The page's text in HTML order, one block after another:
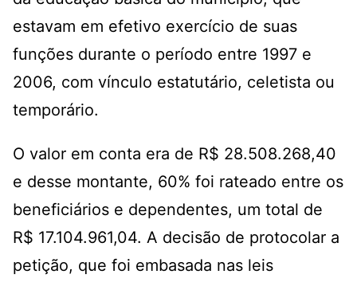
estavam em efetivo exercício de suas
funções durante o período entre 1997 e
2006, com vínculo estatutário, celetista ou
temporário.
O valor em conta era de R$ 28.508.268,40
e desse montante, 60% foi rateado entre os
beneficiários e dependentes, um total de
R$ 17.104.961,04. A decisão de protocolar a
petição, que foi embasada nas leis